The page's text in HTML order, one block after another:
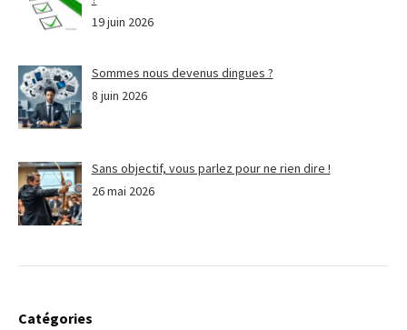
19 juin 2026
Sommes nous devenus dingues ?
8 juin 2026
Sans objectif, vous parlez pour ne rien dire !
26 mai 2026
Catégories